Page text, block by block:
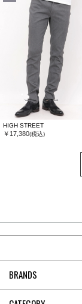
HIGH STREET
￥17,380(税込)
BRANDS